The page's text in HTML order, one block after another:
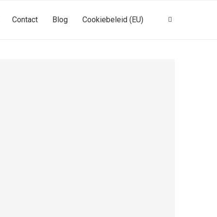
Contact Blog Cookiebeleid (EU)